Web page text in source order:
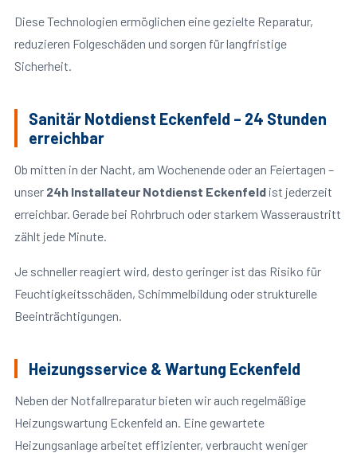
Diese Technologien ermöglichen eine gezielte Reparatur,
reduzieren Folgeschäden und sorgen für langfristige
Sicherheit.
Sanitär Notdienst Eckenfeld – 24 Stunden
erreichbar
Ob mitten in der Nacht, am Wochenende oder an Feiertagen –
unser 24h Installateur Notdienst Eckenfeldist jederzeit
erreichbar. Gerade bei Rohrbruch oder starkem Wasseraustritt
zählt jede Minute.
Je schneller reagiert wird, desto geringer ist das Risiko für
Feuchtigkeitsschäden, Schimmelbildung oder strukturelle
Beeinträchtigungen.
Heizungsservice & Wartung Eckenfeld
Neben der Notfallreparatur bieten wir auch regelmäßige
Heizungswartung Eckenfeld an. Eine gewartete
Heizungsanlage arbeitet effizienter, verbraucht weniger